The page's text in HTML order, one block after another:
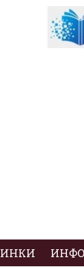
ИНФО